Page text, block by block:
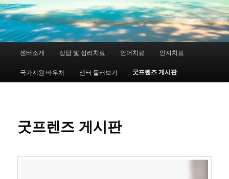
뉴
첫
번
컨
센터소개 상담 및 심리치료 언어치료 인지치료
국가지원 바우처 센터 둘러보기 굿프렌즈 게시판
굿프렌즈 게시판